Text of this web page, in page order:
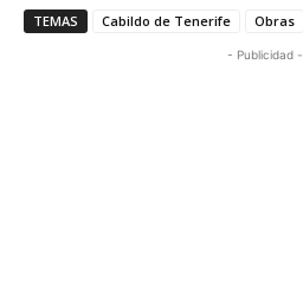
TEMAS Cabildo de Tenerife Obras
- Publicidad -